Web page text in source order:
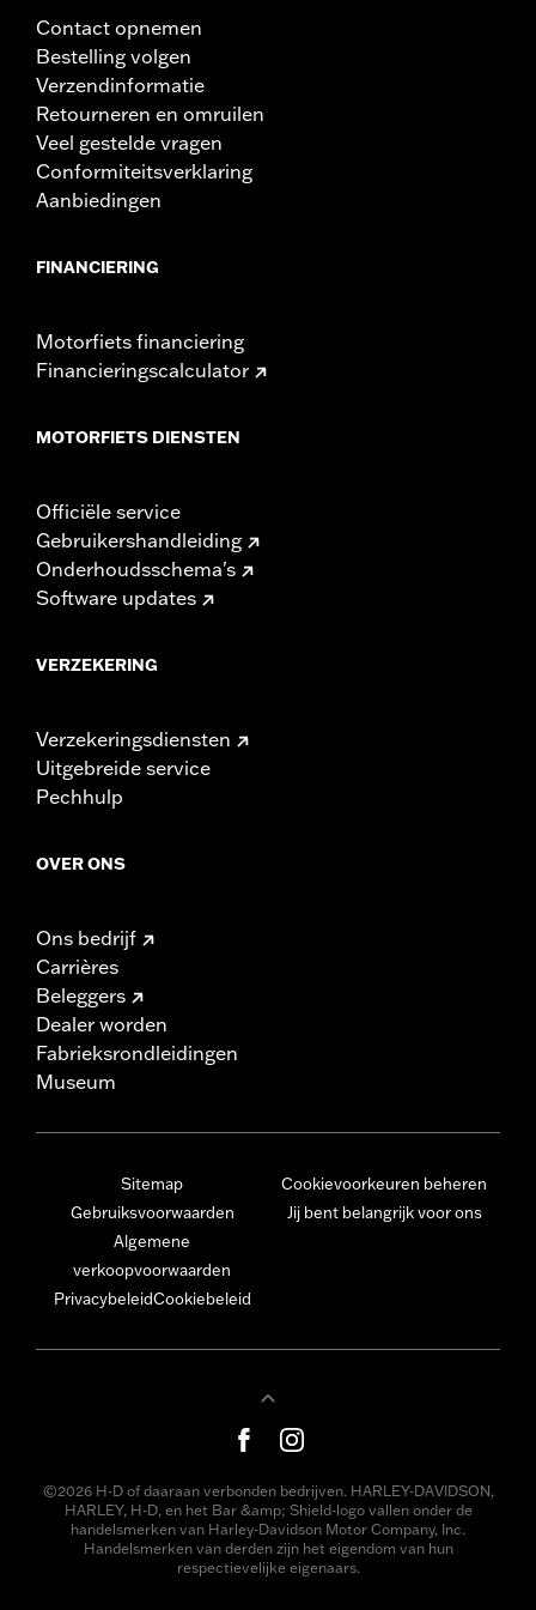
Contact opnemen
Bestelling volgen
Verzendinformatie
Retourneren en omruilen
Veel gestelde vragen
Conformiteitsverklaring
Aanbiedingen
FINANCIERING
Motorfiets financiering
Financieringscalculator
MOTORFIETS DIENSTEN
Officiële service
Gebruikershandleiding
Onderhoudsschema's
Software updates
VERZEKERING
Verzekeringsdiensten
Uitgebreide service
Pechhulp
OVER ONS
Ons bedrijf
Carrières
Beleggers
Dealer worden
Fabrieksrondleidingen
Museum
Sitemap
Gebruiksvoorwaarden
Algemene
verkoopvoorwaarden
PrivacybeleidCookiebeleid
Cookievoorkeuren beheren
Jij bent belangrijk voor ons
©2026 H-D of daaraan verbonden bedrijven. HARLEY-DAVIDSON,
HARLEY, H-D, en het Bar &amp; Shield-logo vallen onder de
handelsmerken van Harley-Davidson Motor Company, Inc.
Handelsmerken van derden zijn het eigendom van hun
respectievelijke eigenaars.